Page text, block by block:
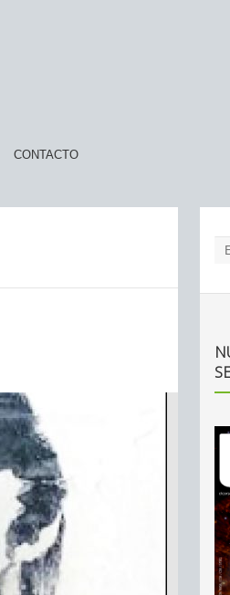
CONTACTO